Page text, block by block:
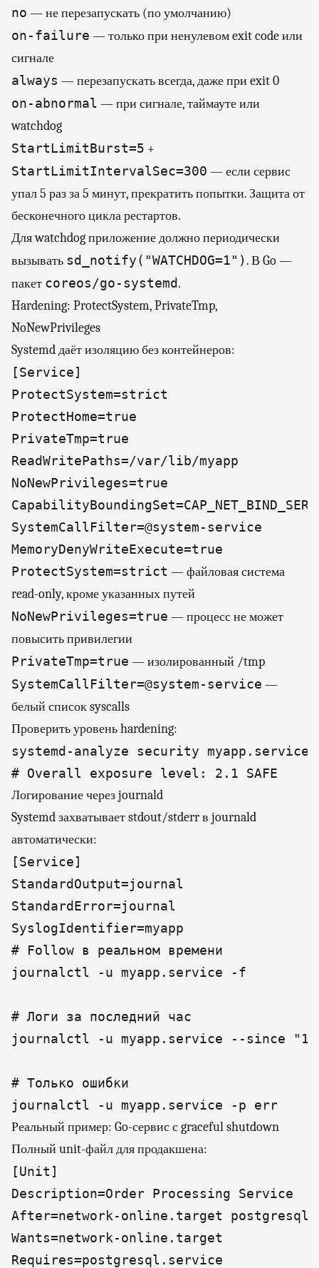
no — не перезапускать (по умолчанию)
on-failure — только при ненулевом exit code или
сигнале
always — перезапускать всегда, даже при exit 0
on-abnormal — при сигнале, таймауте или
watchdog
StartLimitBurst=5 +
StartLimitIntervalSec=300 — если сервис
упал 5 раз за 5 минут, прекратить попытки. Защита от
бесконечного цикла рестартов.
Для watchdog приложение должно периодически
вызывать sd_notify("WATCHDOG=1") . В Go —
пакет coreos/go-systemd.
Hardening: ProtectSystem, PrivateTmp,
NoNewPrivileges
Systemd даёт изоляцию без контейнеров:
[Service]
ProtectSystem=strict
ProtectHome=true
PrivateTmp=true
ReadWritePaths=/var/lib/myapp
NoNewPrivileges=true
SystemCallFilter=@system-service
MemoryDenyWriteExecute=true
ProtectSystem=strict — файловая система
read-only, кроме указанных путей
NoNewPrivileges=true — процесс не может
повысить привилегии
PrivateTmp=true — изолированный /tmp
SystemCallFilter=@system-service —
белый список syscalls
Проверить уровень hardening:
systemd-analyze security myapp.service
# Overall exposure level: 2.1 SAFE
Логирование через journald
Systemd захватывает stdout/stderr в journald
автоматически:
[Service]
StandardOutput=journal
StandardError=journal
SyslogIdentifier=myapp
# Follow в реальном времени
journalctl -u myapp.service -f
# Логи за последний час
journalctl -u myapp.service --since "1
# Только ошибки
journalctl -u myapp.service -p err
Реальный пример: Go-сервис с graceful shutdown
Полный unit-файл для продакшена:
[Unit]
Description=Order Processing Service
After=network-online.target
Wants=network-online.target
Requires=postgresql.service